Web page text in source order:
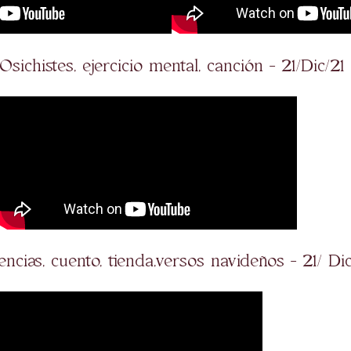
ejercicio mental, canción - 21/Dic/21
cuento, tienda,versos navideños - 21/